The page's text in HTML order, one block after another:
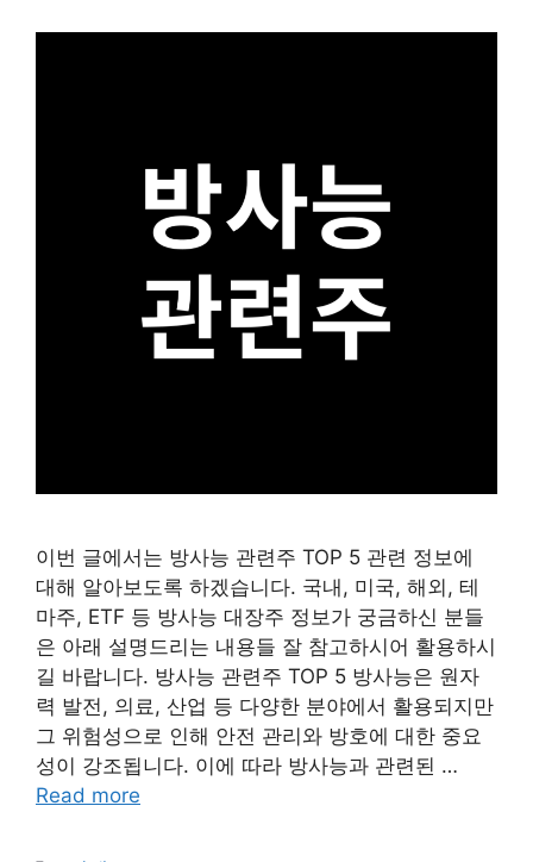
이번 글에서는 방사능 관련주 TOP 5 관련 정보에
대해 알아보도록 하겠습니다. 국내, 미국, 해외, 테
마주, ETF 등 방사능 대장주 정보가 궁금하신 분들
은 아래 설명드리는 내용들 잘 참고하시어 활용하시
길 바랍니다. 방사능 관련주 TOP 5 방사능은 원자
력 발전, 의료, 산업 등 다양한 분야에서 활용되지만
그 위험성으로 인해 안전 관리와 방호에 대한 중요
성이 강조됩니다. 이에 따라 방사능과 관련된 …
Read more